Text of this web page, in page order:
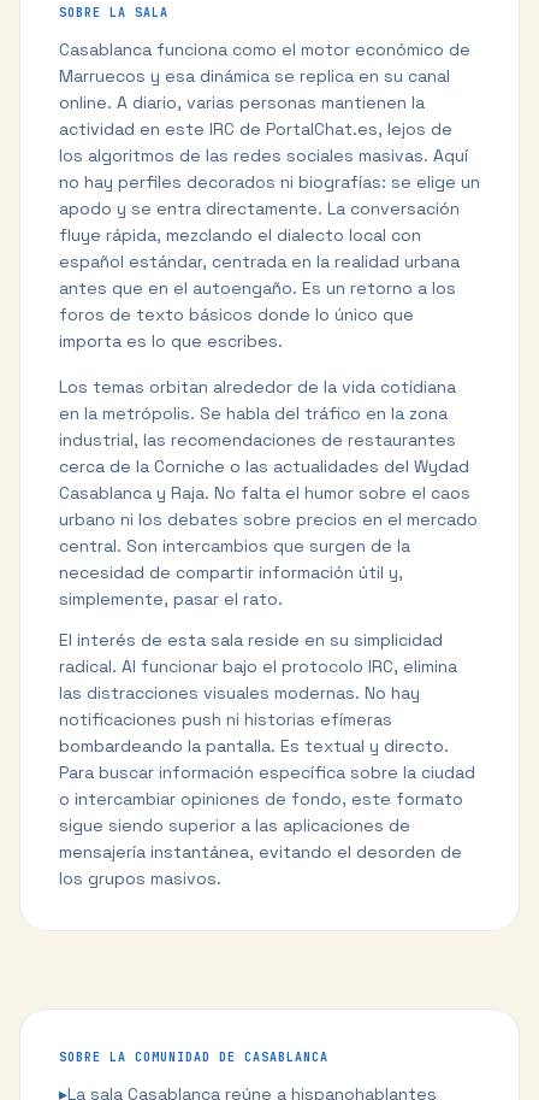
SOBRE LA SALA
Casablanca funciona como el motor económico de
Marruecos y esa dinámica se replica en su canal
online. A diario, varias personas mantienen la
actividad en este IRC de PortalChat.es, lejos de
los algoritmos de las redes sociales masivas. Aquí
no hay perfiles decorados ni biografías: se elige un
apodo y se entra directamente. La conversación
fluye rápida, mezclando el dialecto local con
español estándar, centrada en la realidad urbana
antes que en el autoengaño. Es un retorno a los
foros de texto básicos donde lo único que
importa es lo que escribes.
Los temas orbitan alrededor de la vida cotidiana
en la metrópolis. Se habla del tráfico en la zona
industrial, las recomendaciones de restaurantes
cerca de la Corniche o las actualidades del Wydad
Casablanca y Raja. No falta el humor sobre el caos
urbano ni los debates sobre precios en el mercado
central. Son intercambios que surgen de la
necesidad de compartir información útil y,
simplemente, pasar el rato.
El interés de esta sala reside en su simplicidad
radical. Al funcionar bajo el protocolo IRC, elimina
las distracciones visuales modernas. No hay
notificaciones push ni historias efímeras
bombardeando la pantalla. Es textual y directo.
Para buscar información específica sobre la ciudad
o intercambiar opiniones de fondo, este formato
sigue siendo superior a las aplicaciones de
mensajería instantánea, evitando el desorden de
los grupos masivos.
SOBRE LA COMUNIDAD DE CASABLANCA
▸La sala Casablanca reúne a hispanohablantes